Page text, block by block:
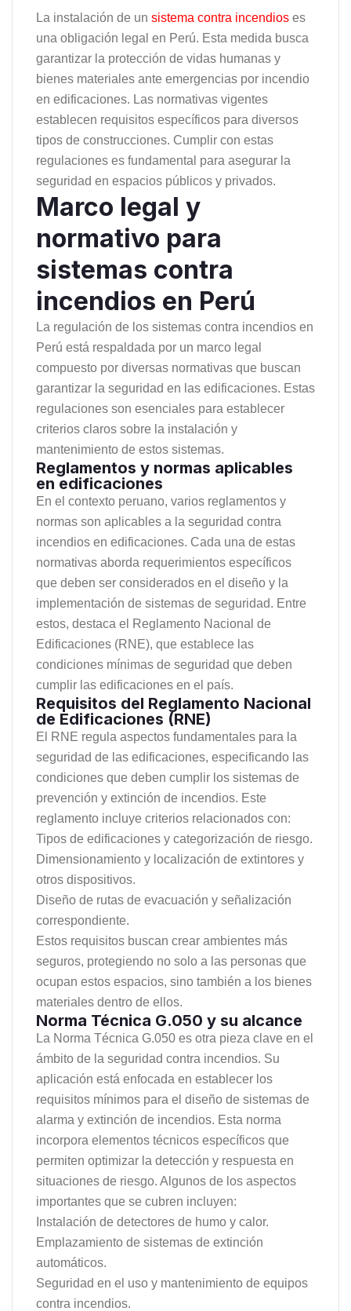
La instalación de un sistema contra incendios es
una obligación legal en Perú. Esta medida busca
garantizar la protección de vidas humanas y
bienes materiales ante emergencias por incendio
en edificaciones. Las normativas vigentes
establecen requisitos específicos para diversos
tipos de construcciones. Cumplir con estas
regulaciones es fundamental para asegurar la
seguridad en espacios públicos y privados.
Marco legal y
normativo para
sistemas contra
incendios en Perú
La regulación de los sistemas contra incendios en
Perú está respaldada por un marco legal
compuesto por diversas normativas que buscan
garantizar la seguridad en las edificaciones. Estas
regulaciones son esenciales para establecer
criterios claros sobre la instalación y
mantenimiento de estos sistemas.
Reglamentos y normas aplicables
en edificaciones
En el contexto peruano, varios reglamentos y
normas son aplicables a la seguridad contra
incendios en edificaciones. Cada una de estas
normativas aborda requerimientos específicos
que deben ser considerados en el diseño y la
implementación de sistemas de seguridad. Entre
estos, destaca el Reglamento Nacional de
Edificaciones (RNE), que establece las
condiciones mínimas de seguridad que deben
cumplir las edificaciones en el país.
Requisitos del Reglamento Nacional
de Edificaciones (RNE)
El RNE regula aspectos fundamentales para la
seguridad de las edificaciones, especificando las
condiciones que deben cumplir los sistemas de
prevención y extinción de incendios. Este
reglamento incluye criterios relacionados con:
Tipos de edificaciones y categorización de riesgo.
Dimensionamiento y localización de extintores y
otros dispositivos.
Diseño de rutas de evacuación y señalización
correspondiente.
Estos requisitos buscan crear ambientes más
seguros, protegiendo no solo a las personas que
ocupan estos espacios, sino también a los bienes
materiales dentro de ellos.
Norma Técnica G.050 y su alcance
La Norma Técnica G.050 es otra pieza clave en el
ámbito de la seguridad contra incendios. Su
aplicación está enfocada en establecer los
requisitos mínimos para el diseño de sistemas de
alarma y extinción de incendios. Esta norma
incorpora elementos técnicos específicos que
permiten optimizar la detección y respuesta en
situaciones de riesgo. Algunos de los aspectos
importantes que se cubren incluyen:
Instalación de detectores de humo y calor.
Emplazamiento de sistemas de extinción
automáticos.
Seguridad en el uso y mantenimiento de equipos
contra incendios.